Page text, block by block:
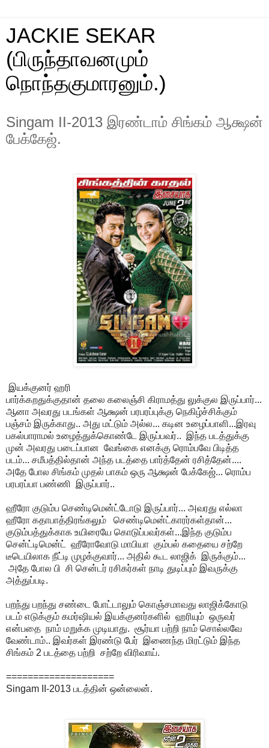
JACKIE SEKAR
(பிருந்தாவனமும்
நொந்தகுமாரனும்.)
Singam II-2013 இரண்டாம் சிங்கம் ஆக்ஷன்
பேக்கேஜ்.
இயக்குனர் ஹரி
பார்க்கறதுக்குதான் தலை கலைஞ்சி கிராமத்து லுக்குல இருப்பார்...
ஆனா அவரது படங்கள் ஆக்ஷன் பரபரப்புக்கு நெகிழ்ச்சிக்கும்
பஞ்சம் இருக்காது.. அது மட்டும் அல்ல... கடின உழைப்பாளி...இரவு
பகல்பாராமல் உழைத்துக்கொண்டே இருப்பவர்.. இந்த படத்துக்கு
முன் அவரது படைப்பான வேங்கை எனக்கு ரொம்பவே பிடித்த
படம்... சமீபத்தில்தான் அந்த படத்தை பார்த்தேன் ரசித்தேன்....
அதே போல சிங்கம் முதல் பாகம் ஒரு ஆக்ஷன் பேக்கேஜ்... ரொம்ப
பரபரப்பா பண்ணி இருப்பார்..
ஹீரோ குடும்ப செண்டிமென்ட்டோடு இருப்பார்... அவரது எல்லா
ஹீரோ கதாபாத்திரங்கலும் செண்டிமென்ட்காரர்கள்தான்...
குடும்பத்துக்காக உயிரையே கொடுப்பவர்கள்...இந்த குடும்ப
சென்ட்டிமென்ட் ஹீரோவோடு மாபியா கும்பல் கதையை சற்றே
டீடெயிலாக நீட்டி முழக்குவார்... அதில் கூட லாஜிக் இருக்கும்...
அதே போல பி சி சென்டர் ரசிகர்கள் நாடி துடிப்பும் இவருக்கு
அத்துப்படி.
பறந்து பறந்து சண்டை போட்டாலும் கொஞ்சமாவது லாஜிக்கோடு
படம் எடுக்கும் கமர்ஷியல் இயக்குனர்களில் ஹரியும் ஒருவர்
என்பதை நாம் மறுக்க முடியாது. சூர்யா பற்றி நாம் சொல்லவே
வேண்டாம்.. இவர்கள் இரண்டு பேர் இணைந்த மிரட்டும் இந்த
சிங்கம் 2 படத்தை பற்றி சற்றே விரிவாய்.
====================
Singam II-2013 படத்தின் ஒன்லைன்.